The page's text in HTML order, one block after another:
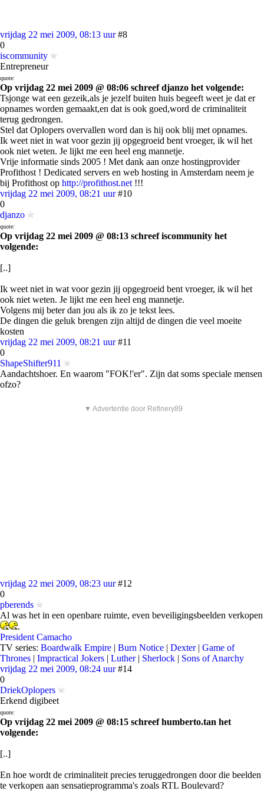
vrijdag 22 mei 2009, 08:13 uur #8
0
iscommunity
Entrepreneur
quote:
Op vrijdag 22 mei 2009 @ 08:06 schreef djanzo het volgende:
Tsjonge wat een gezeik,als je jezelf buiten huis begeeft weet je dat er
opnames worden gemaakt,en dat is ook goed,word de criminaliteit
terug gedrongen.
Stel dat Oplopers overvallen word dan is hij ook blij met opnames.
Ik weet niet in wat voor gezin jij opgegroeid bent vroeger, ik wil het
ook niet weten. Je lijkt me een heel eng mannetje.
Vrije informatie sinds 2005 ! Met dank aan onze hostingprovider
Profithost ! Dedicated servers en web hosting in Amsterdam neem je
bij Profithost op http://profithost.net !!!
vrijdag 22 mei 2009, 08:21 uur #10
0
djanzo
quote:
Op vrijdag 22 mei 2009 @ 08:13 schreef iscommunity het
volgende:
[..]
Ik weet niet in wat voor gezin jij opgegroeid bent vroeger, ik wil het
ook niet weten. Je lijkt me een heel eng mannetje.
Volgens mij beter dan jou als ik zo je tekst lees.
De dingen die geluk brengen zijn altijd de dingen die veel moeite
kosten
vrijdag 22 mei 2009, 08:21 uur #11
0
ShapeShifter911
Aandachtshoer. En waarom "FOK!'er". Zijn dat soms speciale mensen
ofzo?
▼ Advertentie door Refinery89
vrijdag 22 mei 2009, 08:23 uur #12
0
pberends
Al was het in een openbare ruimte, even beveiligingsbeelden verkopen
.
President Camacho
TV series: Boardwalk Empire | Burn Notice | Dexter| Game of
Thrones | Impractical Jokers | Luther| Sherlock | Sons of Anarchy
vrijdag 22 mei 2009, 08:24 uur #14
0
DriekOplopers
Erkend digibeet
quote:
Op vrijdag 22 mei 2009 @ 08:15 schreef humberto.tan het
volgende:
[..]
En hoe wordt de criminaliteit precies teruggedrongen door die beelden
te verkopen aan sensatieprogramma's zoals RTL Boulevard?